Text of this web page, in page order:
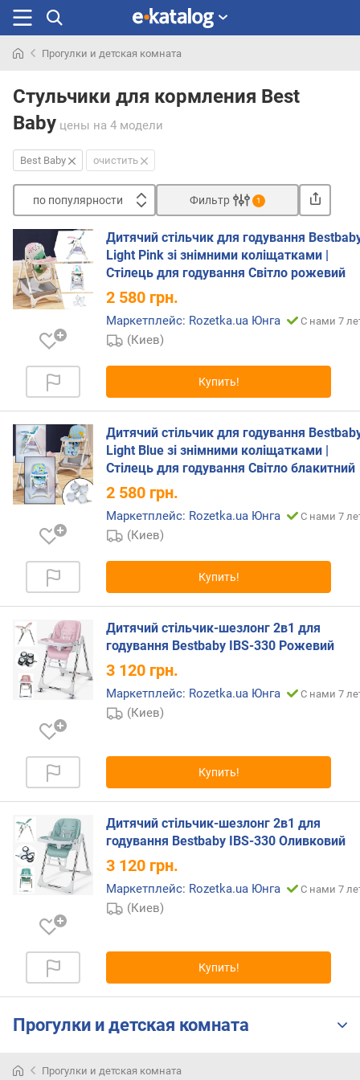
раньше
Прогулки и детская комната
Стульчики для кормления Best
Baby цены на 4 модели
Best Baby очистить
по популярности
п
о
п
о
у
л
я
н
с
т
и
о
д
ш
х
д
о
о
г
и
о
д
о
р
о
и
к
е
м
Фильтр 1
Дитячий стільчик для годування
Light Pink зі знімними коліщатками |
Стілець для годування Світло рожевий
2 580 грн.
Маркетплейс: Rozetka.ua Юнга С нами 7
(Киев)
Купить!
Дитячий стільчик для годування
Light Blue зі знімними коліщатками |
Стілець для годування Світло блакитний
2 580 грн.
Маркетплейс: Rozetka.ua Юнга С нами 7
(Киев)
Купить!
Дитячий стільчик-шезлонг 2в1 для
годування Bestbaby IBS-330 Рожевий
3 120 грн.
Маркетплейс: Rozetka.ua Юнга С нами 7
(Киев)
Купить!
Дитячий стільчик-шезлонг 2в1 для
годування Bestbaby IBS-330 Оливковий
3 120 грн.
Маркетплейс: Rozetka.ua Юнга С нами 7
(Киев)
Купить!
Прогулки и детская комната
Прогулки и детская комната